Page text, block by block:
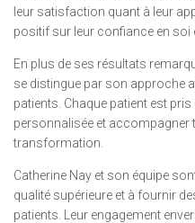
leur satisfaction quant à leur
positif sur leur confiance en soi
En plus de ses résultats
se distingue par son approche
patients. Chaque patient est
personnalisée et accompagner
transformation.
Catherine Nay et son équipe
qualité supérieure et à fournir
patients. Leur engagement